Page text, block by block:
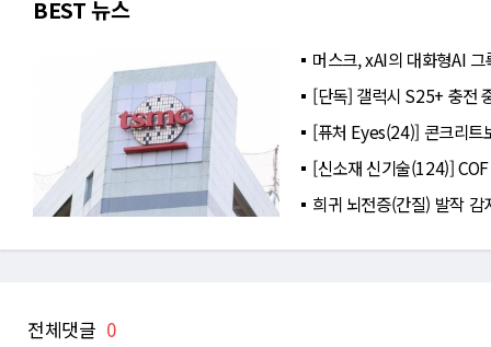
BEST 뉴스
머스크, xAI의 대화형AI
[단독] 갤럭시 S25+ 충전
[퓨처 Eyes(24)] 콘크리트
[신소재 신기술(124)]
희귀 뇌전증(간질) 발작
전체댓글 0